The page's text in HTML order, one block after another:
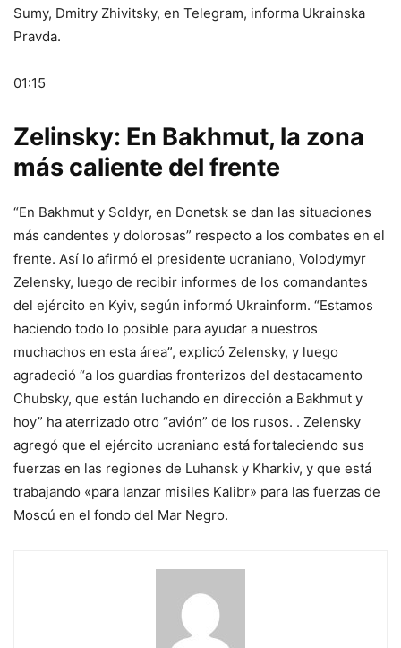
Sumy, Dmitry Zhivitsky, en Telegram, informa Ukrainska
Pravda.
01:15
Zelinsky: En Bakhmut, la zona
más caliente del frente
“En Bakhmut y Soldyr, en Donetsk se dan las situaciones
más candentes y dolorosas” respecto a los combates en el
frente. Así lo afirmó el presidente ucraniano, Volodymyr
Zelensky, luego de recibir informes de los comandantes
del ejército en Kyiv, según informó Ukrainform. “Estamos
haciendo todo lo posible para ayudar a nuestros
muchachos en esta área”, explicó Zelensky, y luego
agradeció “a los guardias fronterizos del destacamento
Chubsky, que están luchando en dirección a Bakhmut y
hoy” ha aterrizado otro “avión” de los rusos. . Zelensky
agregó que el ejército ucraniano está fortaleciendo sus
fuerzas en las regiones de Luhansk y Kharkiv, y que está
trabajando «para lanzar misiles Kalibr» para las fuerzas de
Moscú en el fondo del Mar Negro.